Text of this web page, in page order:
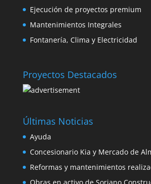
Ejecución de proyectos premium
Mantenimientos Integrales
Fontanería, Clima y Electricidad
Proyectos Destacados
Últimas Noticias
Ayuda
Concesionario Kia y Mercado de
Reformas y mantenimientos